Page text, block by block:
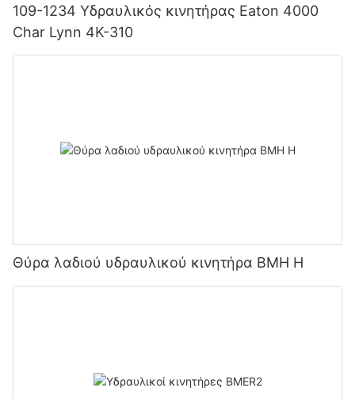
109-1234 Υδραυλικός κινητήρας Eaton 4000
Char Lynn 4K-310
Θύρα λαδιού υδραυλικού κινητήρα BMH H